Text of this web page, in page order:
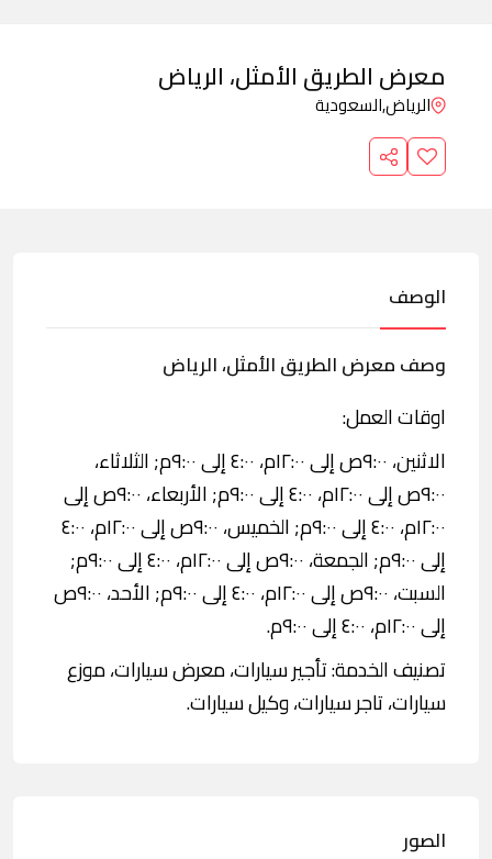
معرض الطريق الأمثل، الرياض
الرياض,السعودية
الوصف
وصف معرض الطريق الأمثل، الرياض
اوقات العمل:
الاثنين، ٩:٠٠ص إلى ١٢:٠٠م، ٤:٠٠ إلى ٩:٠٠م; الثلاثاء،
٩:٠٠ص إلى ١٢:٠٠م، ٤:٠٠ إلى ٩:٠٠م; الأربعاء، ٩:٠٠ص إلى
١٢:٠٠م، ٤:٠٠ إلى ٩:٠٠م; الخميس، ٩:٠٠ص إلى ١٢:٠٠م، ٤:٠٠
إلى ٩:٠٠م; الجمعة، ٩:٠٠ص إلى ١٢:٠٠م، ٤:٠٠ إلى ٩:٠٠م;
السبت، ٩:٠٠ص إلى ١٢:٠٠م، ٤:٠٠ إلى ٩:٠٠م; الأحد، ٩:٠٠ص
إلى ١٢:٠٠م، ٤:٠٠ إلى ٩:٠٠م.
تصنيف الخدمة: تأجير سيارات، معرض سيارات، موزع
سيارات، تاجر سيارات، وكيل سيارات.
الصور